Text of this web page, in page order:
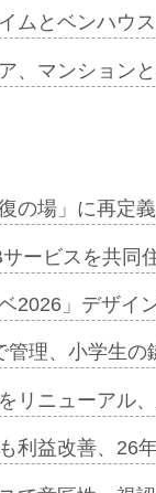
ムとベンハウ
、マンション
の場」に再定
ービスを共同
2026」デザイ
管理、小学生
をリニューア
利益改善、26